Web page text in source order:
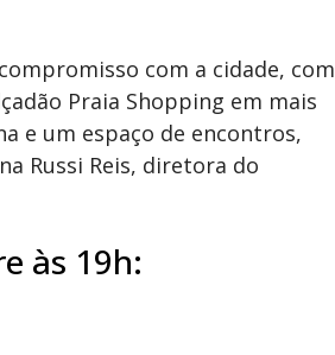
com a cidade, com
Praia Shopping em mais
e um espaço de encontros,
Russi Reis, diretora do
às 19h: